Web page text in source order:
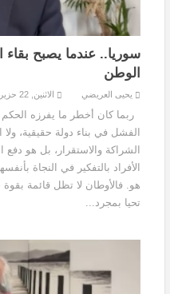
سوريا.. عندما يصبح بقاء
الوطن
يحيى العريضي الاثنين, 22 حزيران 2026
ربما كان أخطر ما يفرزه
الفشل في بناء دولة حقيقية،
الشراكة والاستقرار، بل هو
الأفراد بالتفكير في النجاة
هو. فالأوطان لا تظل قائمة
تحيا بمجرد...